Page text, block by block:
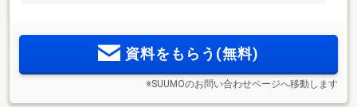
資料をもらう(無料)
※SUUMOのお問い合わせページへ移動します